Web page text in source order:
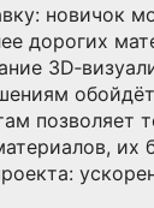
новичок
дорогих
позволяет